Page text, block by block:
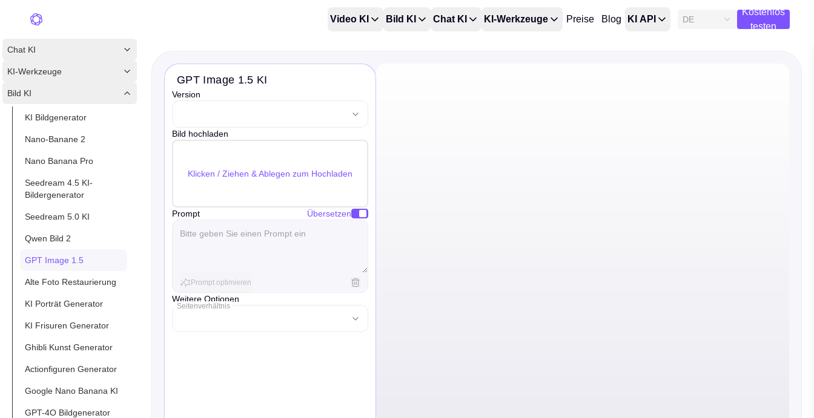
Video KI Bild KI Chat KI KI-Werkzeuge Preise Blog KI API DE
Kostenlos
testen
Chat KI
KI-Werkzeuge
Bild KI
KI Bildgenerator
Nano-Banane 2
Nano Banana Pro
Seedream 4.5 KI-
Bildergenerator
Seedream 5.0 KI
Qwen Bild 2
GPT Image 1.5
Alte Foto Restaurierung
KI Porträt Generator
KI Frisuren Generator
Ghibli Kunst Generator
Actionfiguren Generator
Google Nano Banana KI
GPT-4O Bildgenerator
GPT Image 1.5 KI
Version
Bild hochladen
Klicken / Ziehen & Ablegen zum Hochladen
Prompt Übersetzen
Prompt optimieren
Weitere Optionen
Seitenverhältnis